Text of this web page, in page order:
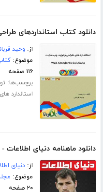
دانلود کتاب استانداردهای
از: وحید
موضوع:
۱۱۶ صفحه
برچسب‌ها:
استاندارد
دانلود ماهنامه دنیای اطلاعات -
از:دنیای
موضوع:
۲۰ صفحه